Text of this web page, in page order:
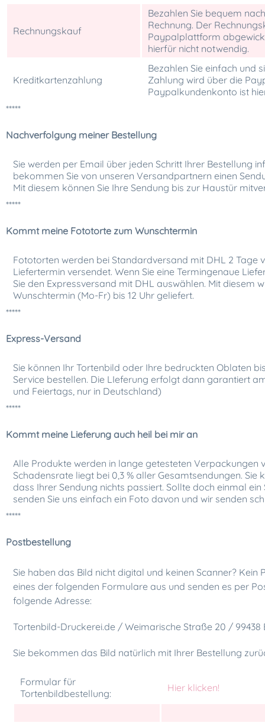
Rechnungskauf
Bezahlen Sie bequem
Rechnung. Der
Paypalplattform
hierfür nicht notwendig.
Kreditkartenzahlung
Bezahlen Sie einfach und
Zahlung wird über die
Paypalkundenkonto ist
*****
Nachverfolgung meiner Bestellung
Sie werden per Email über jeden Schritt Ihrer Bestellung
bekommen Sie von unseren Versandpartnern einen
Mit diesem können Sie Ihre Sendung bis zur Haustür
*****
Kommt meine Fototorte zum Wunschtermin
Fototorten werden bei Standardversand mit DHL 2 Tage
Liefertermin versendet. Wenn Sie eine Termingenaue
Sie den Expressversand mit DHL auswählen. Mit diesem
Wunschtermin (Mo-Fr) bis 12 Uhr geliefert.
*****
Express-Versand
Sie können Ihr Tortenbild oder Ihre bedruckten Oblaten
Service bestellen. Die LIeferung erfolgt dann garantiert
und Feiertags, nur in Deutschland)
*****
Kommt meine Lieferung auch heil bei mir an
Alle Produkte werden in lange getesteten Verpackungen
Schadensrate liegt bei 0,3 % aller Gesamtsendungen. Sie
dass Ihrer Sendung nichts passiert. Sollte doch einmal
senden Sie uns einfach ein Foto davon und wir senden
*****
Postbestellung
Sie haben das Bild nicht digital und keinen Scanner? Kein
eines der folgenden Formulare aus und senden es per
folgende Adresse:
Tortenbild-Druckerei.de / Weimarische Straße 20 / 99438
Sie bekommen das Bild natürlich mit Ihrer Bestellung
Formular für
Tortenbildbestellung:
Hier klicken!